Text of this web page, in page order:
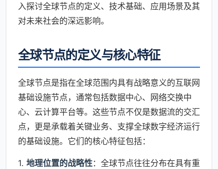
入探讨全球节点的定义、技术基础、应用场景及其
对未来社会的深远影响。
全球节点的定义与核心特征
全球节点是指在全球范围内具有战略意义的互联网
基础设施节点，通常包括数据中心、网络交换中
心、云计算平台等。这些节点不仅是数据流的交汇
点，更是承载着关键业务、支撑全球数字经济运行
的基础设施。它们的核心特征包括：
1. 地理位置的战略性：全球节点往往分布在具有重